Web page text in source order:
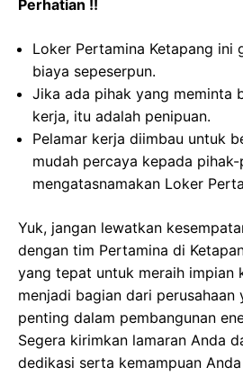
Perhatian !!
Loker Pertamina Ketapang ini
biaya sepeserpun.
Jika ada pihak yang meminta
kerja, itu adalah penipuan.
Pelamar kerja diimbau untuk
mudah percaya kepada
mengatasnamakan Loker
Yuk, jangan lewatkan
dengan tim Pertamina di
yang tepat untuk meraih impian
menjadi bagian dari perusahaan
penting dalam pembangunan
Segera kirimkan lamaran Anda
dedikasi serta kemampuan